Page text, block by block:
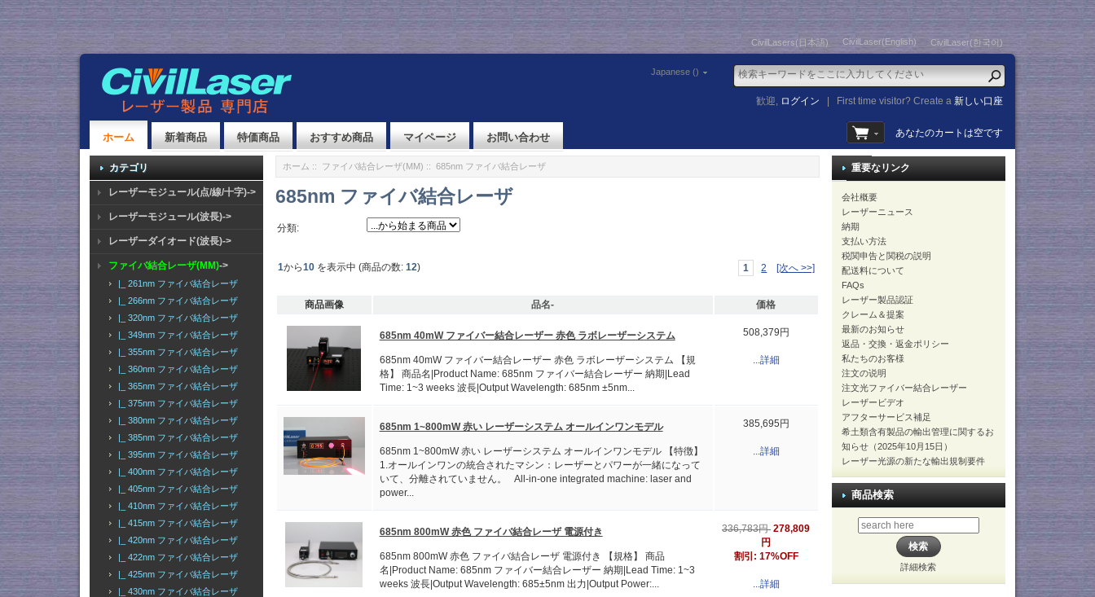
CivilLasers(日本語) CivilLaser(English) CivilLaser(한국어)
Japanese ()
歓迎, ログイン First time visitor? Create a新しい口座
ホーム 新着商品 特価商品 おすすめ商品 マイページ お問い合わせ あなたのカートは空です
カテゴリ
レーザーモジュール(点/線/十字)->
レーザーモジュール(波長)->
レーザーダイオード(波長)->
ファイバ結合レーザ(MM)->
|_ 261nm ファイバ結合レーザ
|_ 266nm ファイバ結合レーザ
|_ 320nm ファイバ結合レーザ
|_ 349nm ファイバ結合レーザ
|_ 355nm ファイバ結合レーザ
|_ 360nm ファイバ結合レーザ
|_ 365nm ファイバ結合レーザ
|_ 375nm ファイバ結合レーザ
|_ 380nm ファイバ結合レーザ
|_ 385nm ファイバ結合レーザ
|_ 395nm ファイバ結合レーザ
|_ 400nm ファイバ結合レーザ
|_ 405nm ファイバ結合レーザ
|_ 410nm ファイバ結合レーザ
|_ 415nm ファイバ結合レーザ
|_ 420nm ファイバ結合レーザ
|_ 422nm ファイバ結合レーザ
|_ 425nm ファイバ結合レーザ
|_ 430nm ファイバ結合レーザ
ホーム :: ファイバ結合レーザ(MM) :: 685nm ファイバ結合レーザ
685nm ファイバ結合レーザ
分類:
1から10を表示中 (商品の数: 12) 1 2 [次へ >>]
商品画像 品名- 価格
685nm 40mW ファイバー結合レーザー 赤色 ラボレーザーシステム
685nm 40mW ファイバー結合レーザー 赤色 ラボレーザーシステム 【規
格】 商品名|Product Name: 685nm ファイバー結合レーザー 納期|Lead
Time: 1~3 weeks 波長|Output Wavelength: 685nm ±5nm...
508,379円
...詳細
685nm 1~800mW 赤い レーザーシステム オールインワンモデル
685nm 1~800mW 赤い レーザーシステム オールインワンモデル 【特徴】
1.オールインワンの統合されたマシン：レーザーとパワーが一緒になって
いて、分離されていません。 All-in-one integrated machine: laser and
power...
385,695円
...詳細
685nm 800mW 赤色 ファイバ結合レーザ 電源付き
685nm 800mW 赤色 ファイバ結合レーザ 電源付き 【規格】 商品
名|Product Name: 685nm ファイバー結合レーザー 納期|Lead Time: 1~3
weeks 波長|Output Wavelength: 685±5nm 出力|Output Power:...
336,783円 278,809
円
割引: 17%OFF
...詳細
重要なリンク
会社概要
レーザーニュース
納期
支払い方法
税関申告と関税の説明
配送料について
FAQs
レーザー製品認証
クレーム＆提案
最新のお知らせ
返品・交換・返金ポリシー
私たちのお客様
注文の说明
注文光ファイバー結合レーザー
レーザービデオ
アフターサービス補足
希土類含有製品の輸出管理に関するお
知らせ（2025年10月15日）
レーザー光源の新たな輸出規制要件
商品検索
詳細検索